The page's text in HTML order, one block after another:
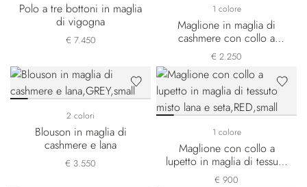
Polo a tre bottoni in maglia
di vigogna
€ 7.450
1 colore
Maglione in maglia di
cashmere con collo a
lupetto
€ 2.250
2 colori
Blouson in maglia di
cashmere e lana
€ 3.550
1 colore
Maglione con collo a
lupetto in maglia di tessuto
misto lana e seta
€ 900